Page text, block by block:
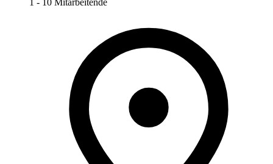
1 - 10 Mitarbeitende